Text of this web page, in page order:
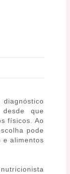
que
físicos. Ao
pode
e alimentos